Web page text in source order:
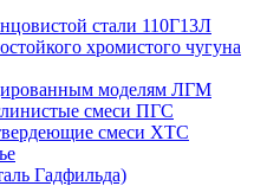
стали 110Г13Л
хромистого чугуна
моделям ЛГМ
смеси ПГС
смеси ХТС
Гадфильда)